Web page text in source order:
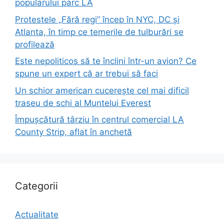
popularului parc LA
Protestele „Fără regi” încep în NYC, DC și
Atlanta, în timp ce temerile de tulburări se
profilează
Este nepoliticos să te înclini într-un avion? Ce
spune un expert că ar trebui să faci
Un schior american cucerește cel mai dificil
traseu de schi al Muntelui Everest
Împușcătură târziu în centrul comercial LA
County Strip, aflat în anchetă
Categorii
Actualitate